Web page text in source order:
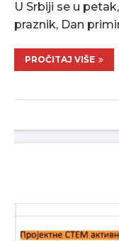
U Srbiji se u
praznik, Dan
PROČITAJ VIŠE